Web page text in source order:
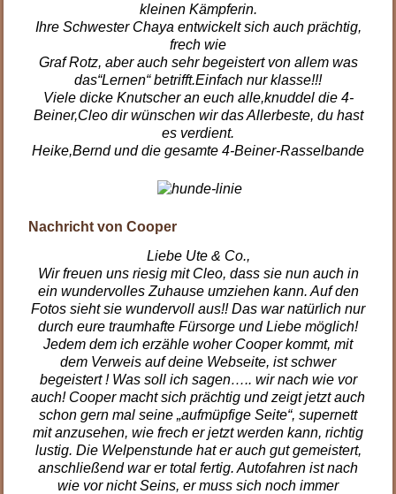
kleinen Kämpferin.
Ihre Schwester Chaya entwickelt sich auch prächtig,
frech wie
Graf Rotz, aber auch sehr begeistert von allem was
das“Lernen“ betrifft.Einfach nur klasse!!!
Viele dicke Knutscher an euch alle,knuddel die 4-
Beiner,Cleo dir wünschen wir das Allerbeste, du hast
es verdient.
Heike,Bernd und die gesamte 4-Beiner-Rasselbande
Nachricht von Cooper
Liebe Ute & Co.,
Wir freuen uns riesig mit Cleo, dass sie nun auch in
ein wundervolles Zuhause umziehen kann. Auf den
Fotos sieht sie wundervoll aus!! Das war natürlich nur
durch eure traumhafte Fürsorge und Liebe möglich!
Jedem dem ich erzähle woher Cooper kommt, mit
dem Verweis auf deine Webseite, ist schwer
begeistert ! Was soll ich sagen….. wir nach wie vor
auch! Cooper macht sich prächtig und zeigt jetzt auch
schon gern mal seine „aufmüpfige Seite“, supernett
mit anzusehen, wie frech er jetzt werden kann, richtig
lustig. Die Welpenstunde hat er auch gut gemeistert,
anschließend war er total fertig. Autofahren ist nach
wie vor nicht Seins, er muss sich noch immer